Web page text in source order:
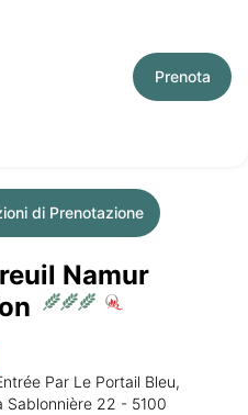
Prenota
di Prenotazione
Namur
Par Le Portail Bleu,
Sablonnière 22 - 5100